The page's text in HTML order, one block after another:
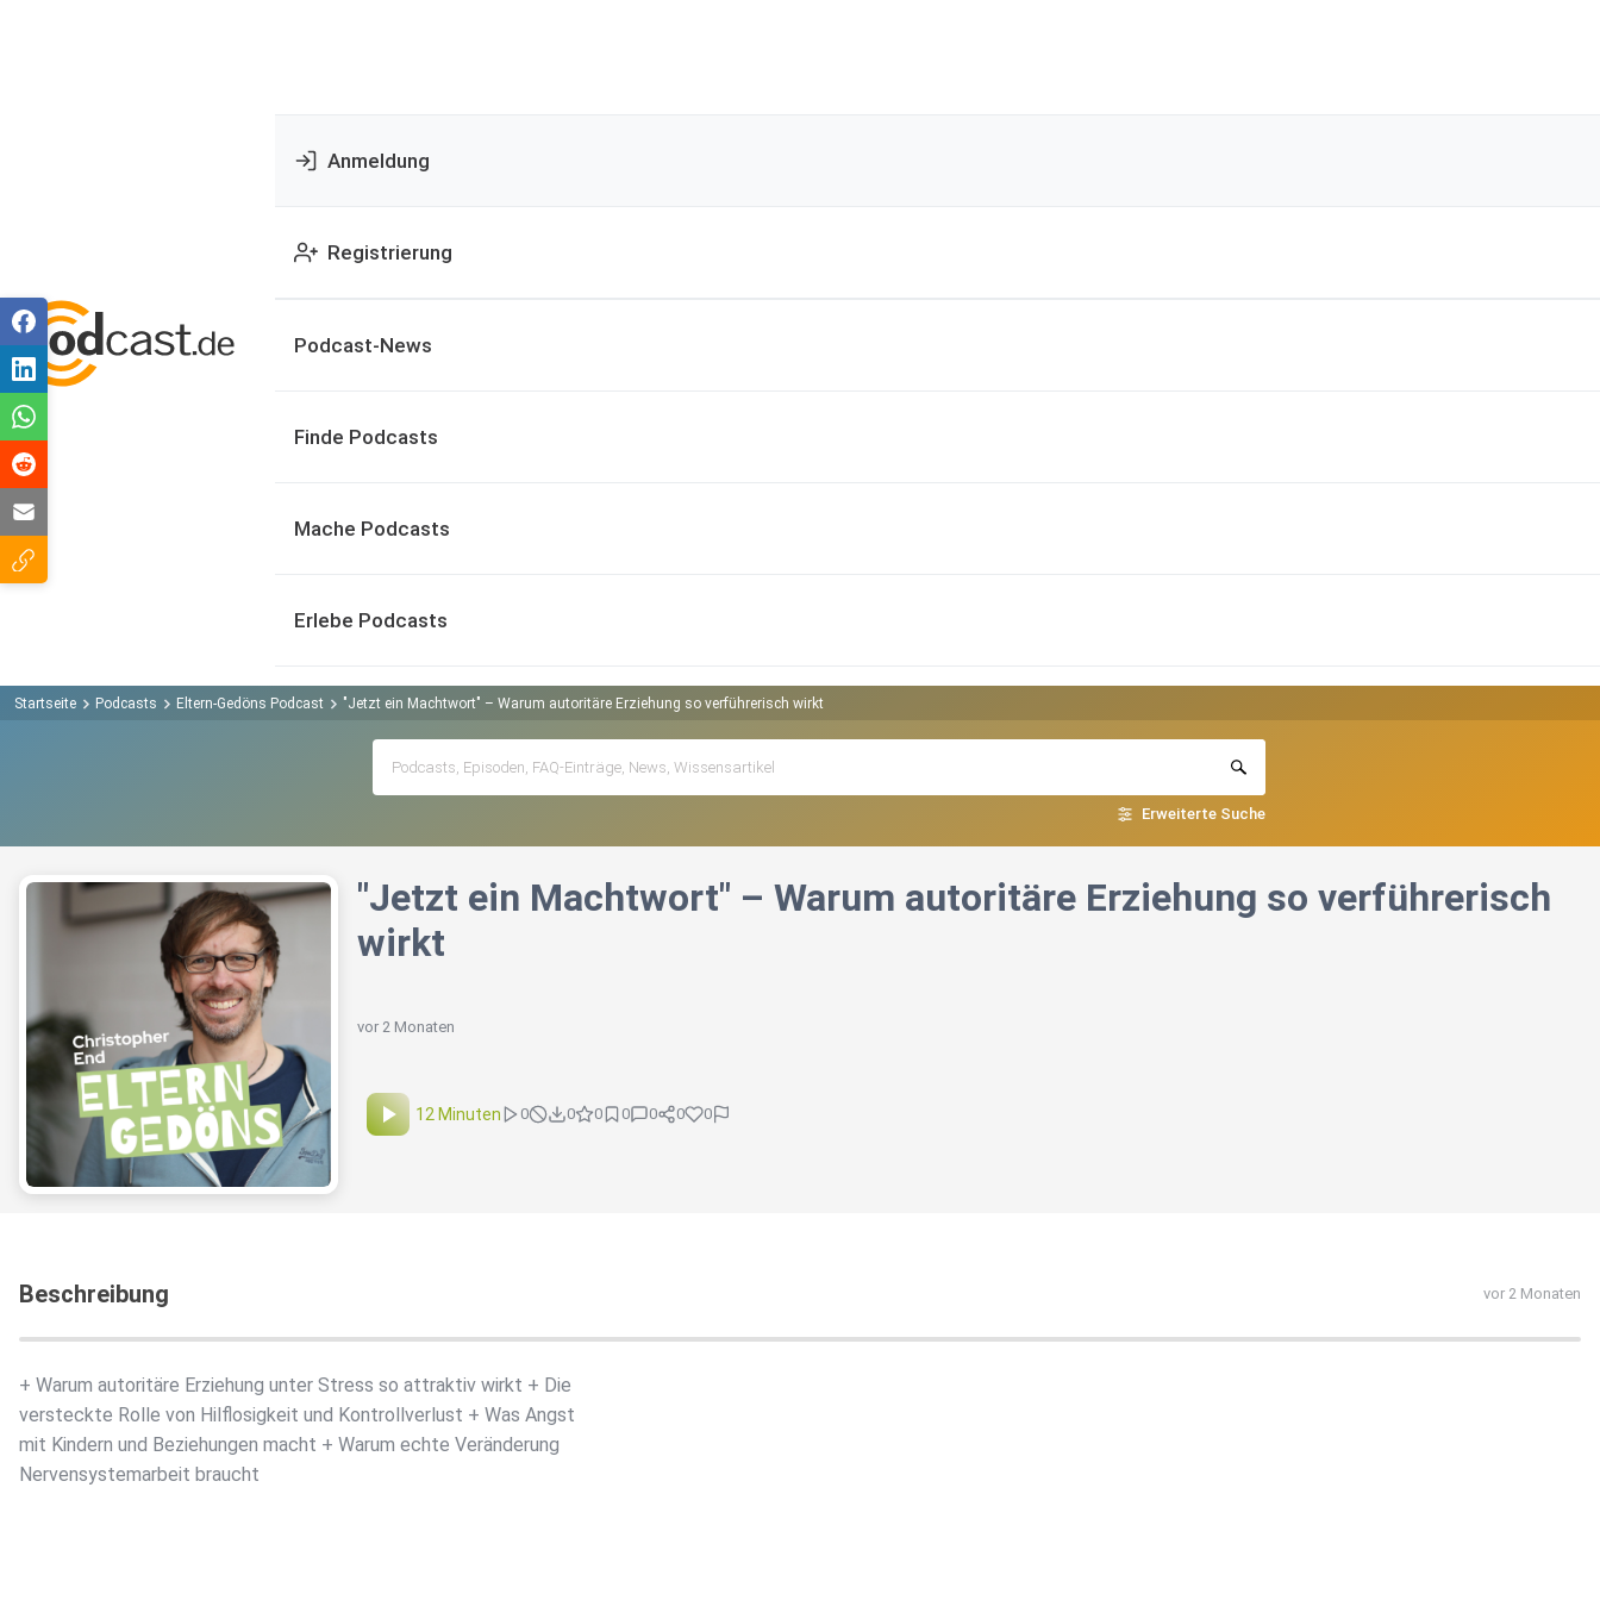
Anmeldung
Registrierung
Podcast-News
Finde Podcasts
Mache Podcasts
Erlebe Podcasts
Startseite Podcasts Eltern-Gedöns Podcast "Jetzt ein Machtwort" – Warum autoritäre Erziehung so verführerisch wirkt
Erweiterte Suche
"Jetzt ein Machtwort" – Warum autoritäre Erziehung so verführerisch
wirkt
vor 2 Monaten
12 Minuten 0 0 0 0 0 0 0
Beschreibung vor 2 Monaten
+ Warum autoritäre Erziehung unter Stress so attraktiv wirkt + Die
versteckte Rolle von Hilflosigkeit und Kontrollverlust + Was Angst
mit Kindern und Beziehungen macht + Warum echte Veränderung
Nervensystemarbeit braucht